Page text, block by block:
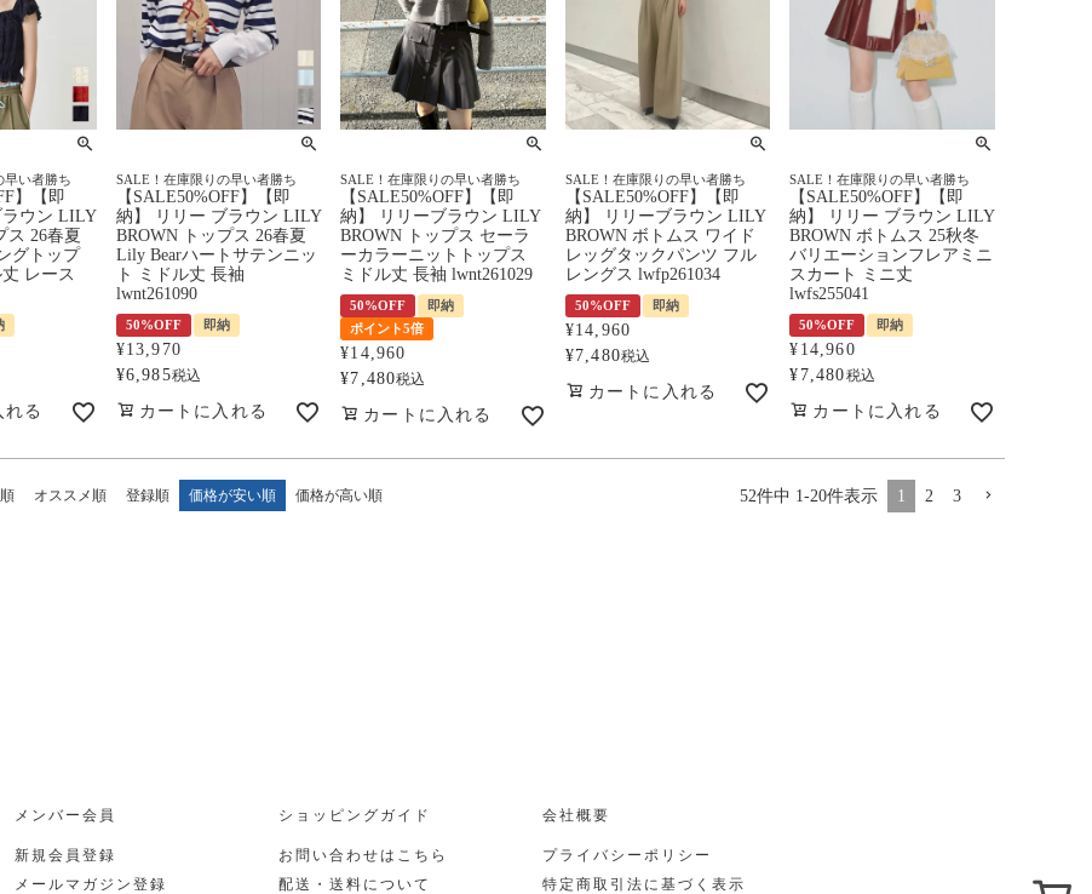
早い者勝ち
】【即
ウン LILY
ス 26春夏
グトップ
レース
れる
SALE！在庫限りの早い者勝ち
【SALE50%OFF】【即
納】 リリー ブラウン LILY
BROWN トップス 26春夏
Lily Bearハートサテンニッ
ト ミドル丈 長袖
lwnt261090
50%OFF 即納
¥13,970
¥6,985税込
カートに入れる
SALE！在庫限りの早い者勝ち
【SALE50%OFF】【即
納】 リリーブラウン LILY
BROWN トップス セーラ
ーカラーニットトップス
ミドル丈 長袖 lwnt261029
50%OFF
即納
ポイント5倍
¥14,960
¥7,480税込
カートに入れる
SALE！在庫限りの早い者勝ち
【SALE50%OFF】【即
納】 リリーブラウン LILY
BROWN ボトムス ワイド
レッグタックパンツ フル
レングス lwfp261034
50%OFF 即納
¥14,960
¥7,480税込
カートに入れる
SALE！在庫限りの早い者勝ち
【SALE50%OFF】【即
納】 リリー ブラウン LILY
BROWN ボトムス 25秋冬
バリエーションフレアミニ
スカート ミニ丈
lwfs255041
50%OFF 即納
¥ 14,960
¥ 7,480税込
カートに入れる
オススメ順 登録順 価格が安い順 価格が高い順 52件中 1 -20件表示 1 2 3
メンバー会員
新規会員登録
メールマガジン登録
ショッピングガイド
お問い合わせはこちら
配送・送料について
会社概要
プライバシーポリシー
特定商取引法に基づく表示